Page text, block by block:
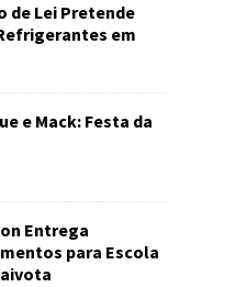
de Lei Pretende
em
e Mack: Festa da
Entrega
para Escola